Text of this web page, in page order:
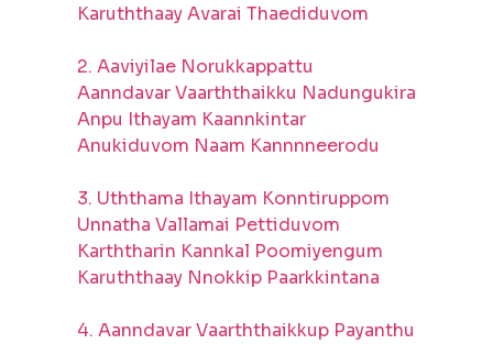
Karuththaay Avarai Thaediduvom
2. Aaviyilae Norukkappattu
Aanndavar Vaarththaikku Nadungukira
Anpu Ithayam Kaannkintar
Anukiduvom Naam Kannnneerodu
3. Uththama Ithayam Konntiruppom
Unnatha Vallamai Pettiduvom
Karththarin Kannkal Poomiyengum
Karuththaay Nnokkip Paarkkintana
4. Aanndavar Vaarththaikkup Payanthu